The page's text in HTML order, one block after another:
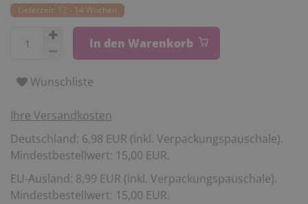
Lieferzeit: 12 - 14 Wochen
In den Warenkorb
Wunschliste
Ihre Versandkosten
Deutschland: 6,98 EUR (inkl. Verpackungspauschale).
Mindestbestellwert: 15,00 EUR.
EU-Ausland: 8,99 EUR (inkl. Verpackungspauschale).
Mindestbestellwert: 15,00 EUR.